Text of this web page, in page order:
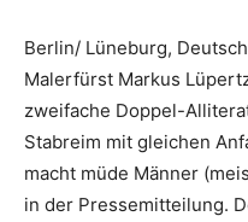
Berlin/ Lüneburg,
Malerfürst Markus
zweifache Doppel-
Stabreim mit gleichen
macht müde Männer
in der Pressemitteilung.